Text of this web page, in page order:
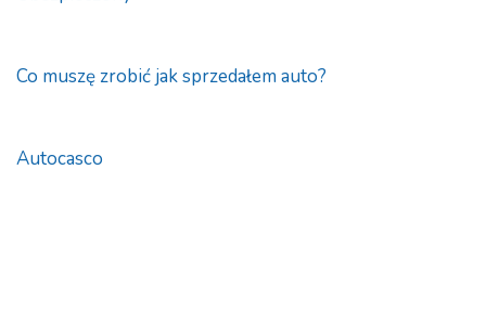
Co muszę zrobić jak sprzedałem auto?
Autocasco